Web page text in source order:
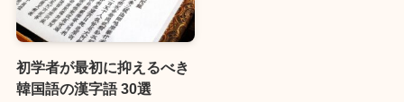
初学者が最初に抑えるべき
韓国語の漢字語 30選